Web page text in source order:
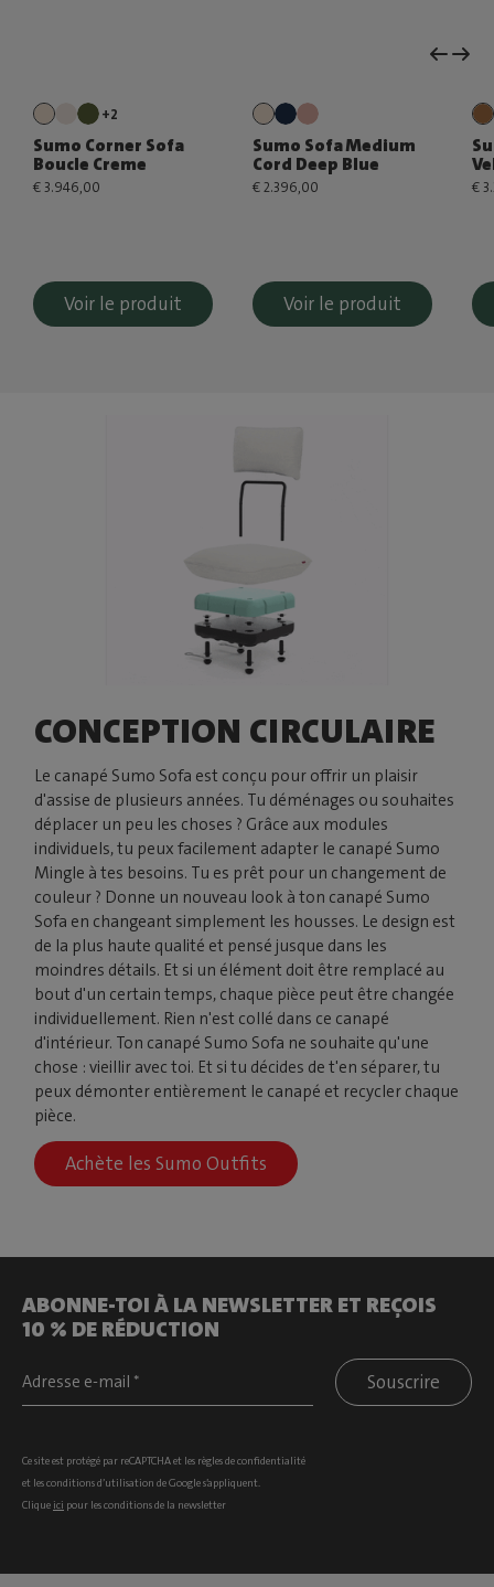
+2
Sumo Corner Sofa
Boucle Creme
€ 3.946,00
Voir le produit
Sumo Sofa Medium
Cord Deep Blue
€ 2.396,00
Voir le produit
€
CONCEPTION CIRCULAIRE
Le canapé Sumo Sofa est conçu pour offrir un plaisir
d'assise de plusieurs années. Tu déménages ou souhaites
déplacer un peu les choses ? Grâce aux modules
individuels, tu peux facilement adapter le canapé Sumo
Mingle à tes besoins. Tu es prêt pour un changement de
couleur ? Donne un nouveau look à ton canapé Sumo
Sofa en changeant simplement les housses. Le design est
de la plus haute qualité et pensé jusque dans les
moindres détails. Et si un élément doit être remplacé au
bout d'un certain temps, chaque pièce peut être changée
individuellement. Rien n'est collé dans ce canapé
d'intérieur. Ton canapé Sumo Sofa ne souhaite qu'une
chose : vieillir avec toi. Et si tu décides de t'en séparer, tu
peux démonter entièrement le canapé et recycler chaque
pièce.
Achète les Sumo Outfits
ABONNE-TOI À LA NEWSLETTER ET REÇOIS
10 % DE RÉDUCTION
Souscrire
Ce site est protégé par reCAPTCHA et les règles de confidentialité
et lesconditions d’utilisation de Google s’appliquent.
Clique ici pour les conditions de la newsletter